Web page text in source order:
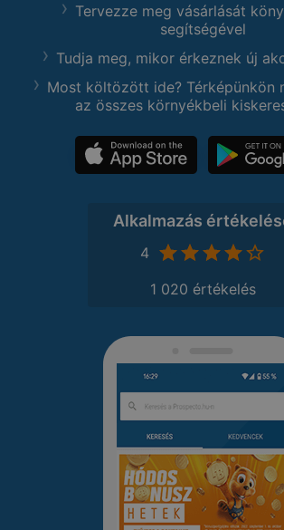
Tervezze meg vásárlását
segítségével
Tudja meg, mikor érkeznek új
Most költözött ide? Térképünkön
az összes környékbeli
Alkalmazás
4
1 020 értékelés